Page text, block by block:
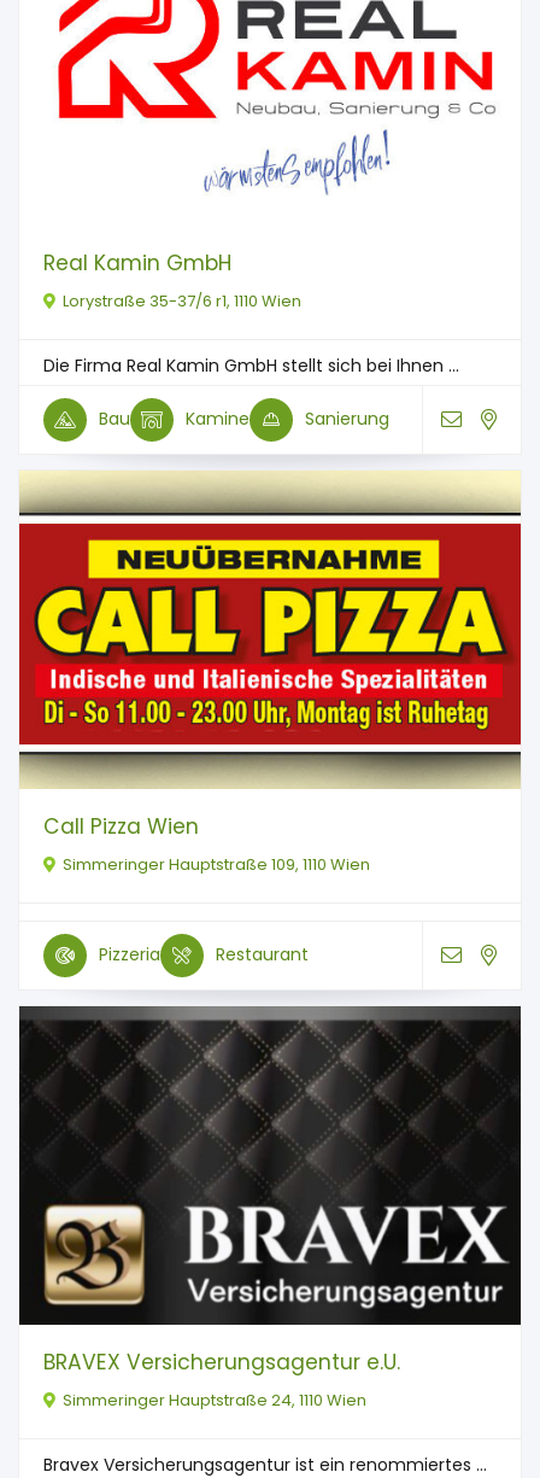
Real Kamin GmbH
Lorystraße 35-37/6 r1, 1110 Wien
Die Firma Real Kamin GmbH stellt sich bei Ihnen ...
Bau Kamine Sanierung
Call Pizza Wien
Simmeringer Hauptstraße 109, 1110 Wien
Pizzeria Restaurant
BRAVEX Versicherungsagentur e.U.
Simmeringer Hauptstraße 24, 1110 Wien
Bravex Versicherungsagentur ist ein renommiertes ...